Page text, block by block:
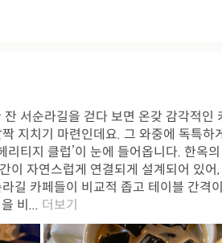
서순라길을 걷다 보면 온갖 감각적인
지치기 마련인데요. 그 와중에 독특하
리티지 클럽’이 눈에 들어옵니다. 한옥
이 자연스럽게 연결되게 설계되어 있어
길 카페들이 비교적 좁고 테이블 간격
비... 더보기